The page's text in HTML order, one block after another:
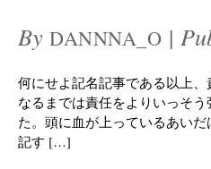
By DANNNA_O |
何にせよ記名記事である以上
なるまでは責任をよりいっそ
た。頭に血が上っているあい
記す […]